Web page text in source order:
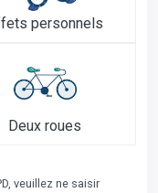
personnels
Deux roues
veuillez ne saisir